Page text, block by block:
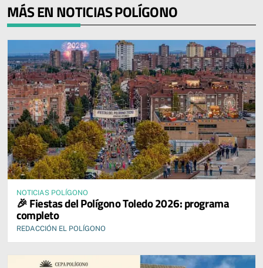
MÁS EN NOTICIAS POLÍGONO
NOTICIAS POLÍGONO
🎉 Fiestas del Polígono Toledo 2026: programa
completo
REDACCIÓN EL POLÍGONO